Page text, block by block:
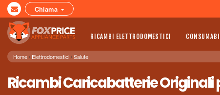
Chiama
RICAMBI ELETTRODOMESTICI
Home Elettrodomestici Salute
Ricambi Caricabatterie Originali